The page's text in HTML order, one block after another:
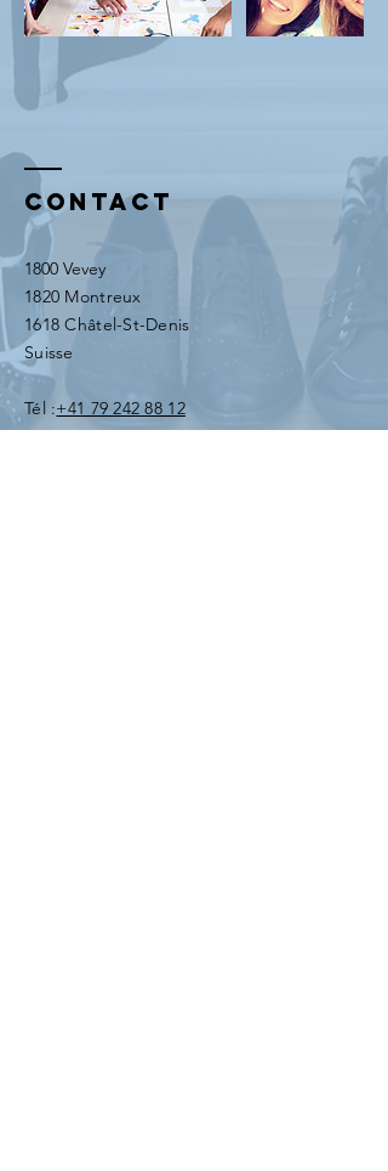
Contact
1800 Vevey
1820 Montreux
1618 Châtel-St-Denis
Suisse
Tél :+41 79 242 88 12